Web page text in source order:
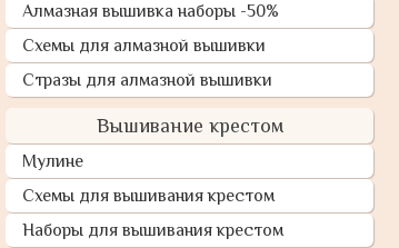
Алмазная вышивка наборы -50%
Схемы для алмазной вышивки
Стразы для алмазной вышивки
Вышивание крестом
Мулине
Схемы для вышивания крестом
Наборы для вышивания крестом